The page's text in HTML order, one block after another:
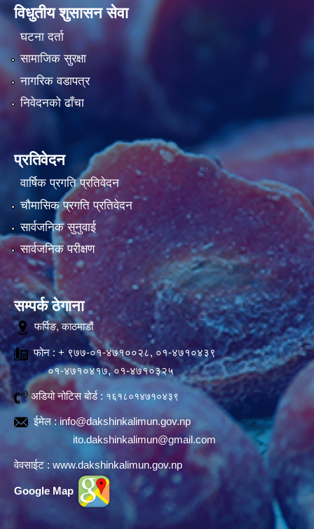
विधुतीय शुसासन सेवा
घटना दर्ता
सामाजिक सुरक्षा
नागरिक वडापत्र
निवेदनको ढाँचा
प्रतिवेदन
वार्षिक प्रगति प्रतिवेदन
चौमासिक प्रगति प्रतिवेदन
सार्वजनिक सुनुवाई
सार्वजनिक परीक्षण
सम्पर्क ठेगाना
फर्पिङ, काठमाडौं
फोन : + ९७७-०१-४७१००२८, ०१-४७१०४३९
०१-४७१०४१७, ०१-४७१०३२५
अडियो नोटिस बोर्ड : १६१८०१४७१०४३९
ईमेल :info@dakshinkalimun.gov.np
ito.dakshinkalimun@gmail.com
वेवसाईट : www.dakshinkalimun.gov.np
Google Map